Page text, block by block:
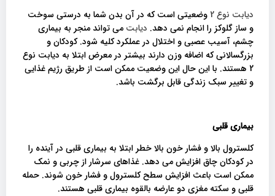
دیابت نوع 2
وضعیتی است که در آن بدن شما به درستی سوخت
و ساز گلوکز را انجام نمی دهد. دیابت می تواند منجر به بیماری
چشم، آسیب عصبی و اختلال در عملکرد کلیه شود. کودکان و
بزرگسالانی که اضافه وزن دارند بیشتر در معرض ابتلا به دیابت نوع
2 هستند. با این حال این وضعیت ممکن است از طریق رژیم غذایی
و تغییر سبک زندگی قابل برگشت باشد.
بیماری قلبی
کلسترول بالا و فشار خون بالا خطر ابتلا به بیماری قلبی در آینده را
در کودکان چاق افزایش می دهد. غذاهای سرشار از چربی و نمک
ممکن است باعث افزایش سطح کلسترول و فشار خون شوند. حمله
قلبی و سکته مغزی دو عارضه بالقوه بیماری قلبی هستند.